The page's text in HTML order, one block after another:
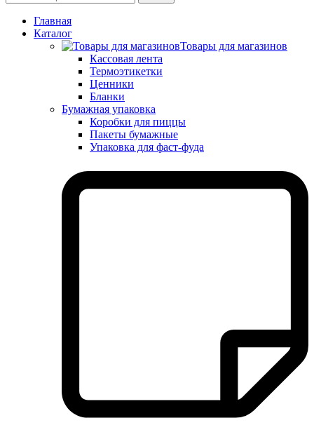
Главная
Каталог
Товары для магазинов
Кассовая лента
Термоэтикетки
Ценники
Бланки
Бумажная упаковка
Коробки для пиццы
Пакеты бумажные
Упаковка для фаст-фуда